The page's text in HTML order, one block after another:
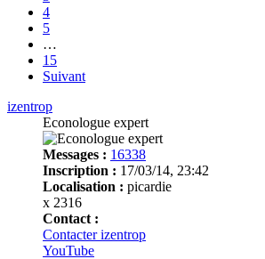
4
5
…
15
Suivant
izentrop
Econologue expert
Messages : 16338
Inscription : 17/03/14, 23:42
Localisation : picardie
x 2316
Contact :
Contacter izentrop
YouTube